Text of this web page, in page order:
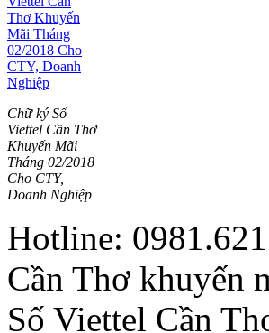
Chữ ký Số
Viettel Cần Thơ
Khuyến Mãi
Tháng 02/2018
Cho CTY,
Doanh Nghiệp
Hotline:
Cần Thơ khuyến
Số Viettel Cần